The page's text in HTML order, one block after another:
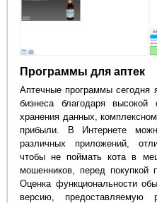
Программы для аптек
Аптечные программы сегодня
бизнеса благодаря высокой
хранения данных,
прибыли. В Интернете
различных приложений,
чтобы не поймать кота в
мошенников, перед покупкой
Оценка функциональности
версию, предоставляемую